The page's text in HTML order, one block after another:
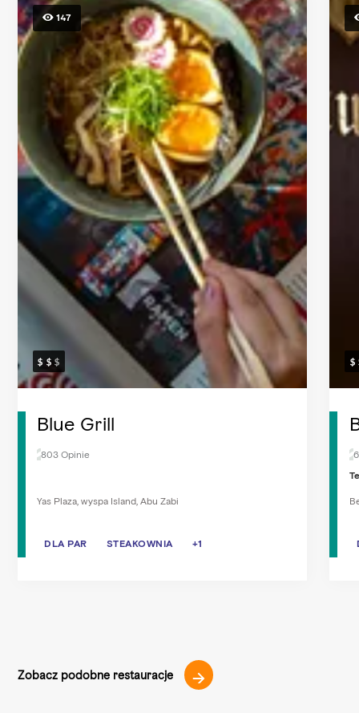
147
Blue Grill
803 Opinie
Yas Plaza, wyspa Island, Abu Zabi
DLA PAR STEAKOWNIA KOLACJA
DLA PAR STEAKOWNIA +1
Zobacz podobne restauracje